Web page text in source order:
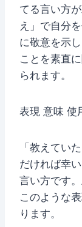
てる言い方
え」で自分
に敬意を示
ことを素直
られます。
表現 意味 使
「教えてい
だければ幸
言い方です
このような
ります。